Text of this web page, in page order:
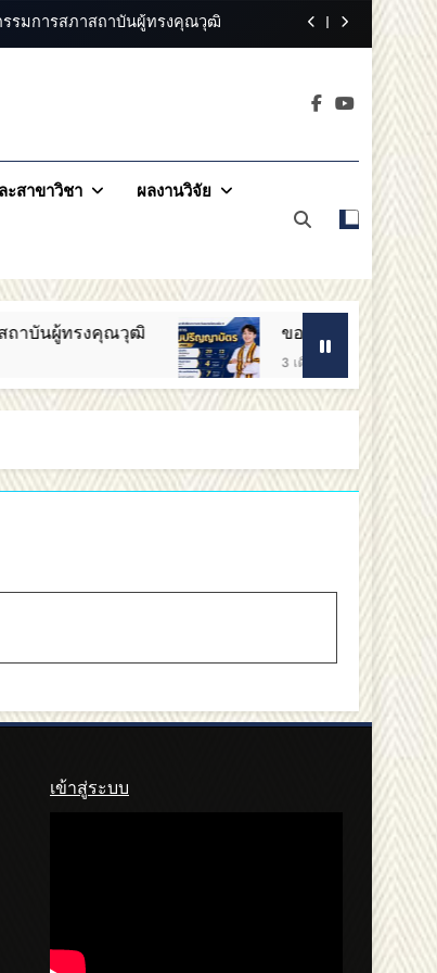
ษาภาคตะวันออกเฉียงเหนือ 2
ะสาขาวิชา ผลงานวิจัย
คุณวุฒิ ขอแสดงความยินดีกับบัณฑิตทุกท่
3 เดือน Ago
เข้าสู่ระบบ